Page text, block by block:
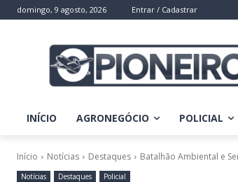
domingo, 9 agosto, 2026 Entrar / Cadastrar
INÍCIO AGRONEGÓCIO POLICIAL
Início Notícias Destaques Batalhão Ambiental e
Notícias Destaques Policial